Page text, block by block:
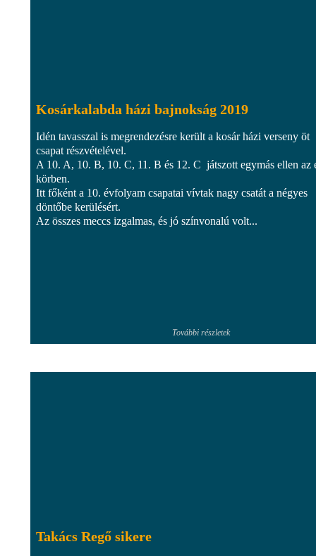
Kosárkalabda házi bajnokság 2019
Idén tavasszal is megrendezésre került a kosár házi verseny öt
csapat részvételével.
A 10. A, 10. B, 10. C, 11. B és 12. C játszott egymás ellen az
körben.
Itt főként a 10. évfolyam csapatai vívtak nagy csatát a négyes
döntőbe kerülésért.
Az összes meccs izgalmas, és jó színvonalú volt...
További részletek
Takács Regő sikere